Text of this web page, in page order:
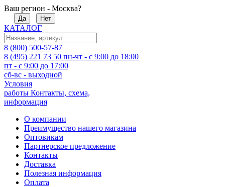
Ваш регион - Москва?
Да Нет
КАТАЛОГ
8 (800) 500-57-87
8 (495) 221 73 50 пн-чт - с 9:00 до 18:00
пт - с 9:00 до 17:00
сб-вс - выходной
Условия
работы Контакты, схема,
информация
О компании
Преимущество нашего магазина
Оптовикам
Партнерское предложение
Контакты
Доставка
Полезная информация
Оплата